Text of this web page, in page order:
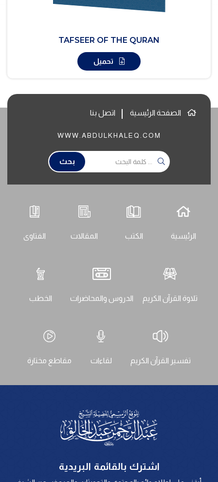
TAFSEER OF THE QURAN
تحميل
الصفحة الرئيسية اتصل بنا
WWW.ABDULKHALEQ.COM
بحث
الرئيسية الكتب المقالات الفتاوى
تلاوة القرآن الكريم الدروس والمحاضرات الخطب
تفسير القرآن الكريم لقاءات مقاطع مختارة
اشترك بالقائمة البريدية